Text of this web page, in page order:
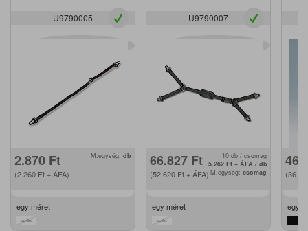
U9790005
2.870 Ft
(2.260 Ft + ÁFA)
M.egység: db
egy méret
U9790007
66.827 Ft
(52.620 Ft + ÁFA)
10 db / csomag
5.262 Ft + ÁFA / db
M.egység: csomag
egy méret egy